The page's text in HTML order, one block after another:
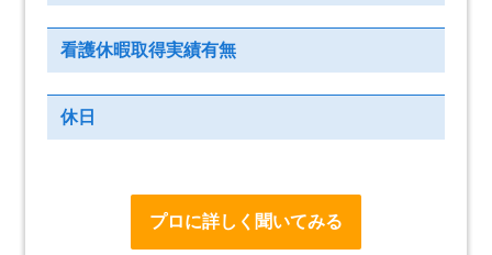
看護休暇取得実績有無
休日
プロに詳しく聞いてみる